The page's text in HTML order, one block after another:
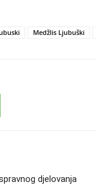
Medžlis Ljubuški
djelovanja